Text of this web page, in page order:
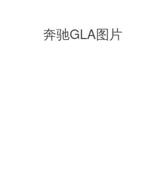
奔驰GLA图片